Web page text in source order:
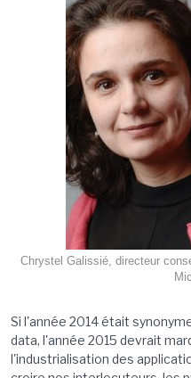
Chrystel Galissié, directeur
Si l'année 2014 était
data, l'année 2015 devrait
l'industrialisation des